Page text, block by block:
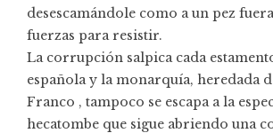
desescamándole como a un pez
fuerzas para resistir.
La corrupción salpica cada
española y la monarquía, heredada
Franco , tampoco se escapa a la
hecatombe que sigue abriendo una